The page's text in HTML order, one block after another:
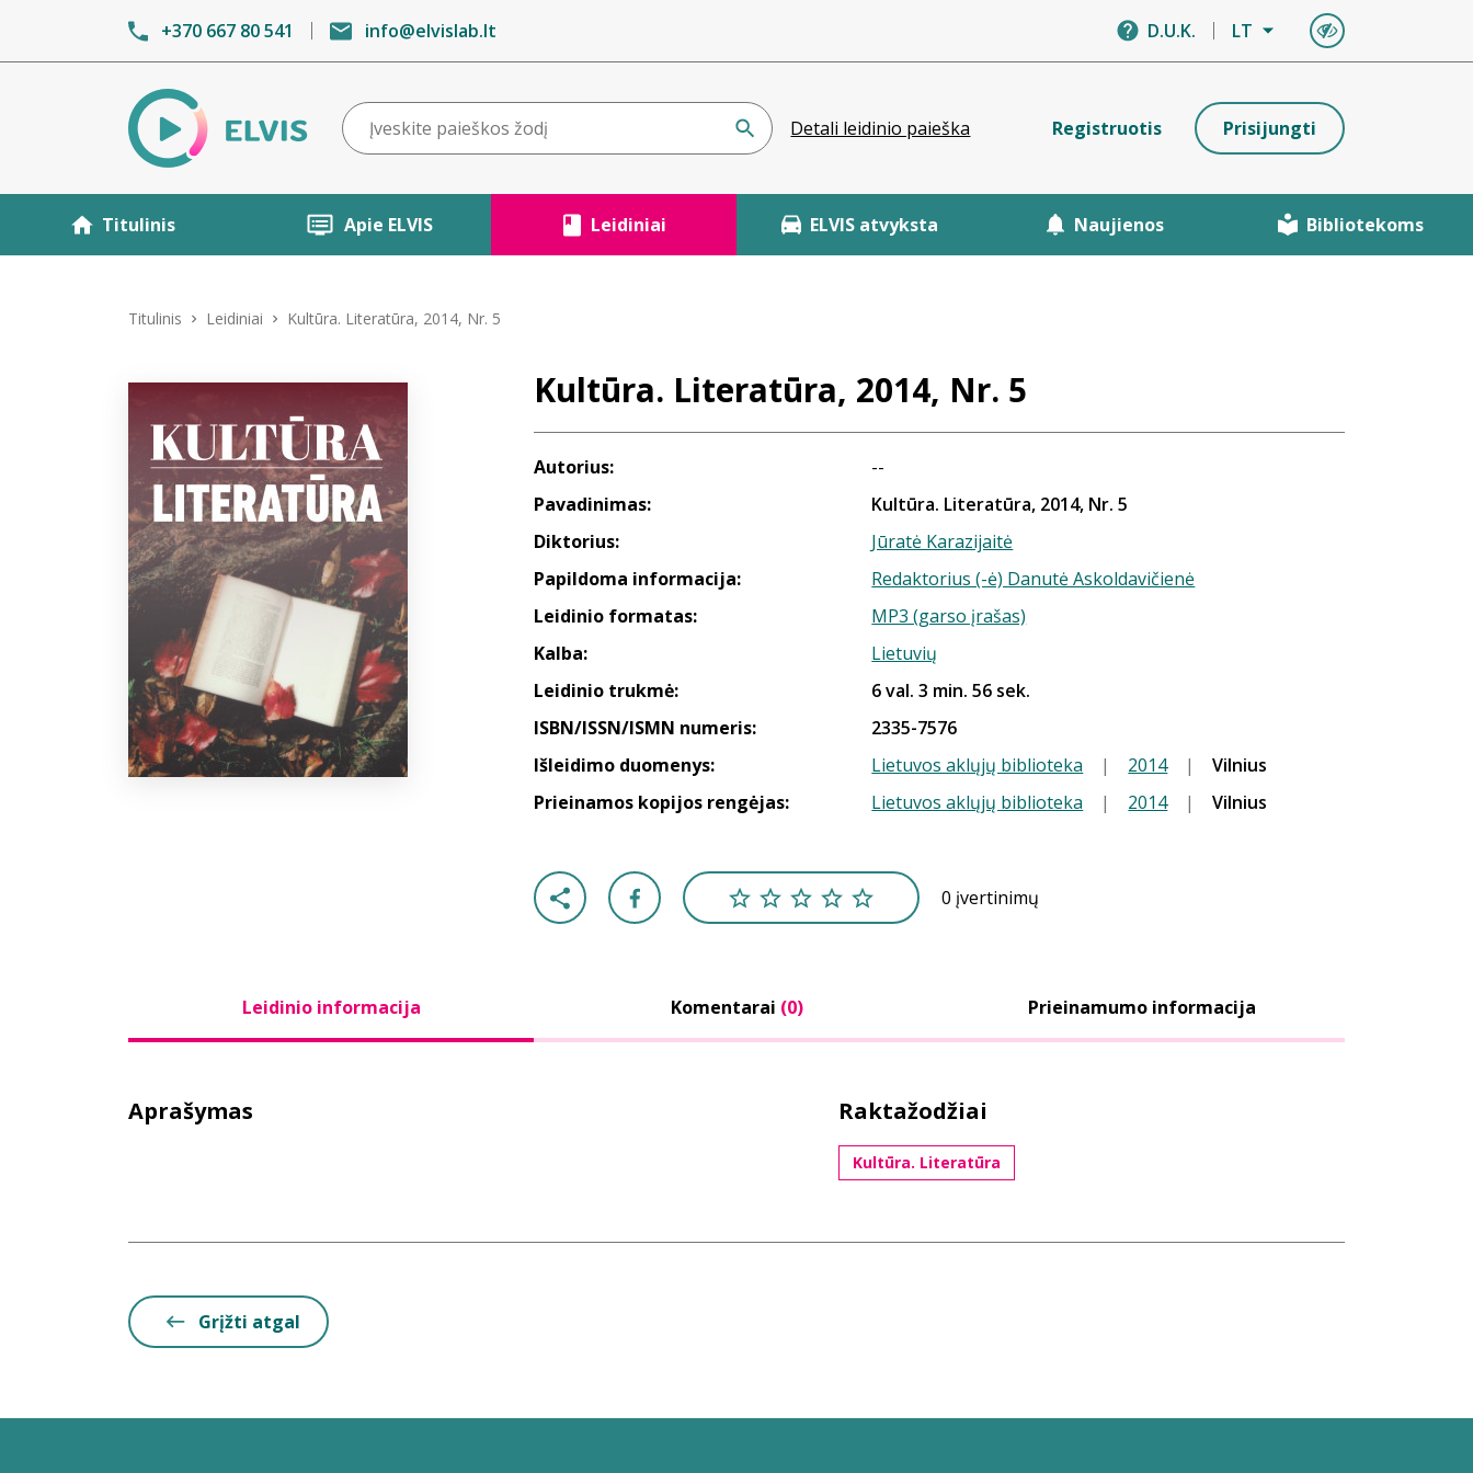
+370 667 80 541 info@elvislab.lt D.U.K. LT
Detali leidinio paieška Registruotis Prisijungti
Titulinis Apie ELVIS Leidiniai ELVIS atvyksta Naujienos Bibliotekoms
Titulinis Leidiniai Kultūra. Literatūra, 2014, Nr. 5
Kultūra. Literatūra, 2014, Nr. 5
Autorius:
--
Pavadinimas:
Kultūra. Literatūra, 2014, Nr. 5
Diktorius:
Jūratė Karazijaitė
Papildoma informacija:
Redaktorius (-ė) Danutė Askoldavičienė
Leidinio formatas:
MP3 (garso įrašas)
Kalba:
Lietuvių
Leidinio trukmė:
6 val. 3 min. 56 sek.
ISBN/ISSN/ISMN numeris:
2335-7576
Išleidimo duomenys:
Lietuvos aklųjų biblioteka | 2014 |
Vilnius
Prieinamos kopijos rengėjas:
Lietuvos aklųjų biblioteka | 2014 | Vilnius
0 įvertinimų
Leidinio informacija Komentarai (0) Prieinamumo informacija
Aprašymas Raktažodžiai
Kultūra. Literatūra
Grįžti atgal